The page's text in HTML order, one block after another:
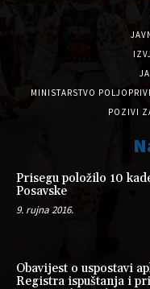
MINISTARSTVO
POZIVI
Prisegu položilo 10
Posavske
9. rujna 2016.
Obavijest o uspostavi
Registra ispuštanja i